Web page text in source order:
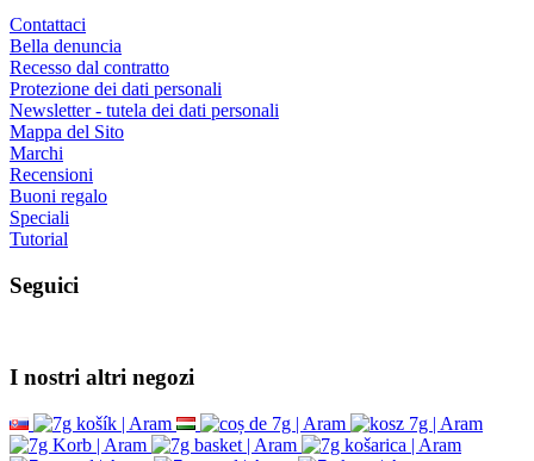
Contattaci
Bella denuncia
Recesso dal contratto
Protezione dei dati personali
Newsletter - tutela dei dati personali
Mappa del Sito
Marchi
Recensioni
Buoni regalo
Speciali
Tutorial
Seguici
I nostri altri negozi